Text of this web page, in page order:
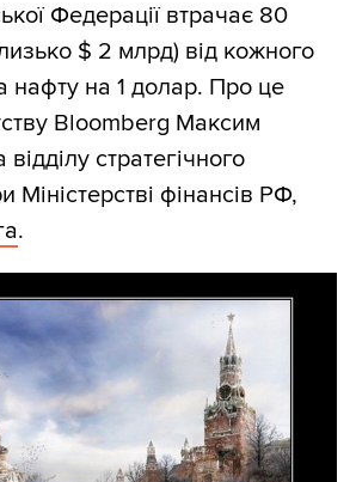
Федерації втрачає 80
$ 2 млрд) від кожного
нафту на 1 долар. Про це
Bloomberg Максим
стратегічного
Міністерстві фінансів РФ,
.